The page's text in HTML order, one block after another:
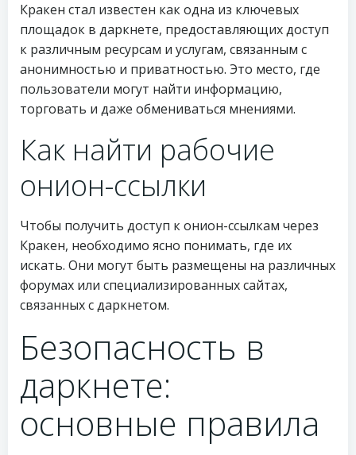
Кракен стал известен как одна из ключевых
площадок в даркнете, предоставляющих доступ
к различным ресурсам и услугам, связанным с
анонимностью и приватностью. Это место, где
пользователи могут найти информацию,
торговать и даже обмениваться мнениями.
Как найти рабочие
онион-ссылки
Чтобы получить доступ к онион-ссылкам через
Кракен, необходимо ясно понимать, где их
искать. Они могут быть размещены на различных
форумах или специализированных сайтах,
связанных с даркнетом.
Безопасность в
даркнете:
основные правила